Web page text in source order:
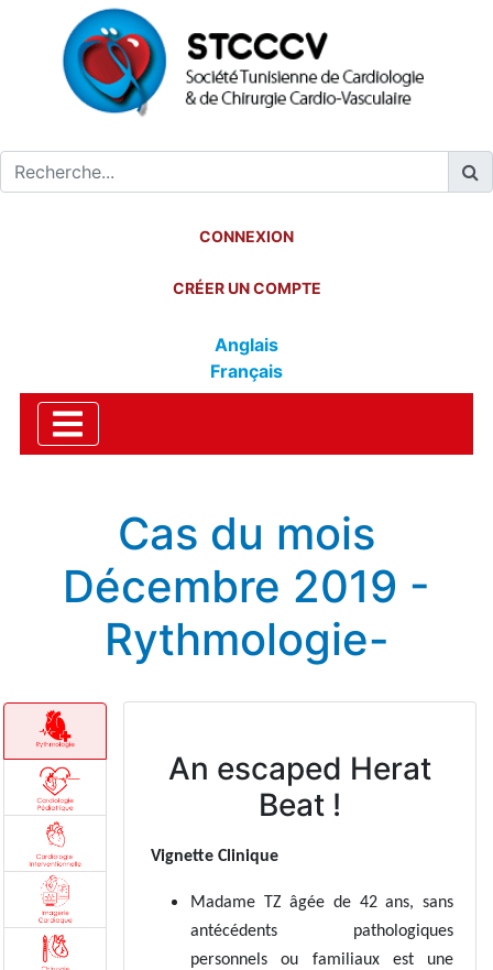
CONNEXION
CRÉER UN COMPTE
Anglais
Français
Cas du mois
Décembre 2019 -
Rythmologie-
An escaped Herat
Beat !
Vignette Clinique
Madame TZ âgée de 42 ans, sans
antécédents pathologiques
personnels ou familiaux est une